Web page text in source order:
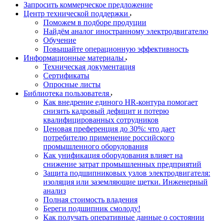
Запросить коммерческое предложение
Центр технической поддержки
Поможем в подборе продуции
Найдём аналог иностранному электродвигателю
Обучение
Повышайте операционную эффективность
Информационные материалы
Техническая документация
Сертификаты
Опросные листы
Библиотека пользователя
Как внедрение единого HR-контура помогает
снизить кадровый дефицит и потерю
квалифицированных сотрудников
Ценовая преференция до 30%: что дает
потребителю применение российского
промышленного оборудования
Как унификация оборудования влияет на
снижение затрат промышленных предприятий
Защита подшипниковых узлов электродвигателя:
изоляция или заземляющие щетки. Инженерный
анализ
Полная стоимость владения
Береги подшипник смолоду!
Как получать оперативные данные о состоянии